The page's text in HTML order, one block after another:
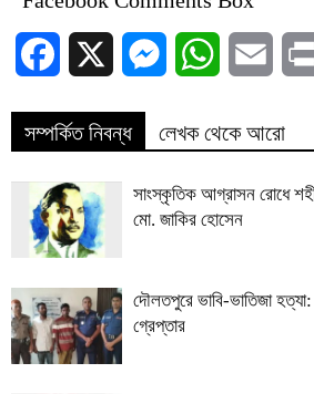
Facebook MessengerWhatsAppEmail
সম্পর্কিত নিবন্ধ লেখক থেকে আরো
সাংস্কৃতিক আগ্রাসন রোধে
মো. জাকির হোসেন
দৌলতপুরে ভাবি-ভাতিজা
গ্রেপ্তার